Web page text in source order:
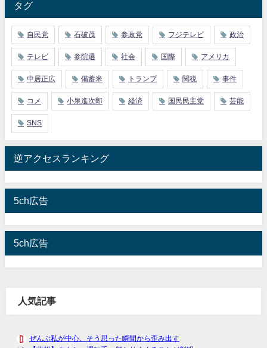
タグ
自民党 石破茂 参政党 フジテレビ 政治
テレビ 参院選 社会 国際 アメリカ
中居正広 備蓄米 トランプ 関税 事件
コメ 小泉進次郎 経済 国民民主党 芸能
SNS
逆アクセスランキング
5ch広告
5ch広告
人気記事